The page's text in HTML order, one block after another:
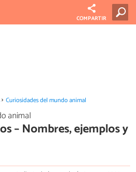
COMPARTIR
Curiosidades del mundo animal
animal
– Nombres, ejemplos y